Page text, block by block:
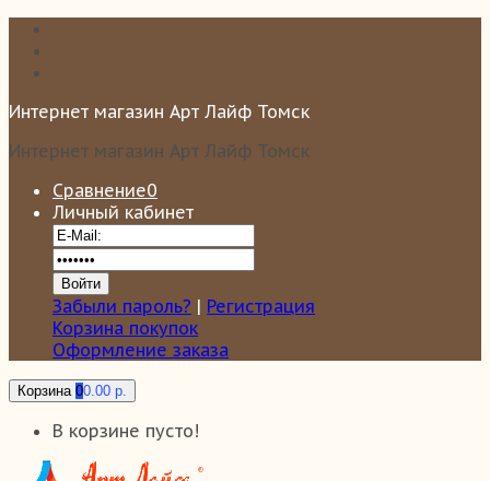
Интернет магазин Арт Лайф Томск
Интернет магазин Арт Лайф Томск
Сравнение0
Личный кабинет
Забыли пароль? | Регистрация
Корзина покупок
Оформление заказа
Корзина 00.00 р.
В корзине пусто!